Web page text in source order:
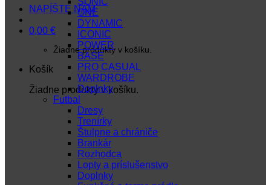
NAPÍŠTE NÁM
0,00 €
Žiadne produkty v košíku.
Košík
Žiadne produkty v košíku.
ONE
DYNAMIC
ICONIC
POWER
BASE
PRO CASUAL
WARDROBE
Doplnky
Futbal
Dresy
Trenírky
Štulpne a chrániče
Brankár
Rozhodca
Lopty a príslušenstvo
Doplnky